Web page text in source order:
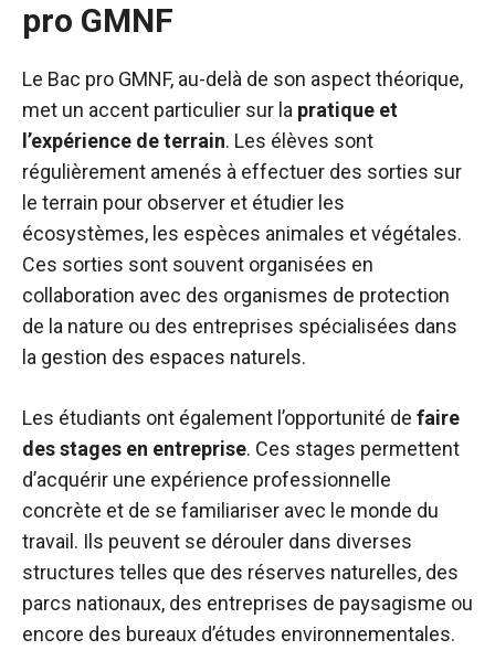
pro GMNF
Le Bac pro GMNF, au-delà de son aspect théorique,
met un accent particulier sur la pratique et
l’expérience de terrain. Les élèves sont
régulièrement amenés à effectuer des sorties sur
le terrain pour observer et étudier les
écosystèmes, les espèces animales et végétales.
Ces sorties sont souvent organisées en
collaboration avec des organismes de protection
de la nature ou des entreprises spécialisées dans
la gestion des espaces naturels.
Les étudiants ont également l’opportunité de faire
des stages en entreprise. Ces stages permettent
d’acquérir une expérience professionnelle
concrète et de se familiariser avec le monde du
travail. Ils peuvent se dérouler dans diverses
structures telles que des réserves naturelles, des
parcs nationaux, des entreprises de paysagisme ou
encore des bureaux d’études environnementales.